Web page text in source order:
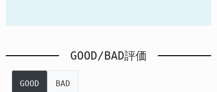
GOOD/BAD評価
GOOD BAD